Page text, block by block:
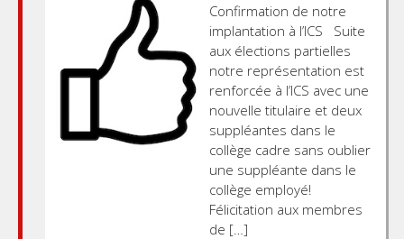
Confirmation de notre
implantation à l’ICS Suite
aux élections partielles
notre représentation est
renforcée à l’ICS avec une
nouvelle titulaire et deux
suppléantes dans le
collège cadre sans oublier
une suppléante dans le
collège employé!
Félicitation aux membres
de […]